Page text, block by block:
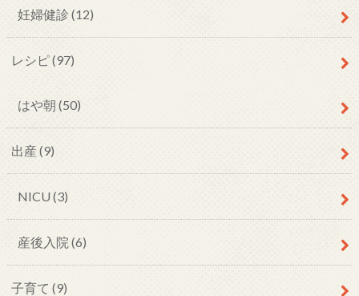
妊婦健診 (12)
レシピ(97)
はや朝 (50)
出産 (9)
NICU (3)
産後入院 (6)
子育て (9)